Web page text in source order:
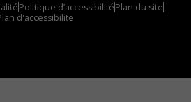
Politique d’accessibilitéPlan du site
d'accessibilite